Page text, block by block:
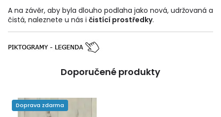
A na závěr, aby byla dlouho podlaha jako nová, udržovaná a
čistá, naleznete u nás i čistící prostředky.
Doporučené produkty
Doprava zdarma